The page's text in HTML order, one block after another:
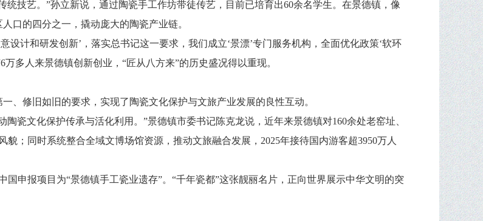
技艺。”孙立新说，通过陶瓷手工作坊带徒传艺，目前已培育出60余名学生。在景德镇，像
口的四分之一，撬动庞大的陶瓷产业链。
设计和研发创新’，落实总书记这一要求，我们成立‘景漂’专门服务机构，全面优化政策‘软环
多人来景德镇创新创业，“匠从八方来”的历史盛况得以重现。
、修旧如旧的要求，实现了陶瓷文化保护与文旅产业发展的良性互动。
瓷文化保护传承与活化利用。”景德镇市委书记陈克龙说，近年来景德镇对160余处老窑址、
；同时系统整合全域文博场馆资源，推动文旅融合发展，2025年接待国内游客超3950万人
申报项目为“景德镇手工瓷业遗存”。“千年瓷都”这张靓丽名片，正向世界展示中华文明的突